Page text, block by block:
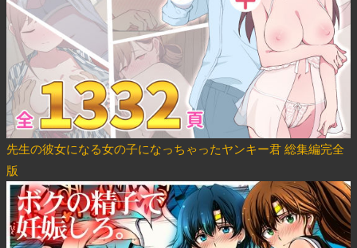
先生の彼女になる女の子になっちゃったヤンキー君 総集編完全
版